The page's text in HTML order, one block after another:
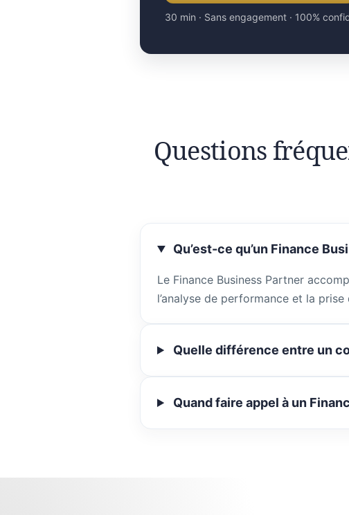
30 min · Sans engagement · 100%
Questions
Qu’est-ce qu’un Finance
Le Finance Business Partner
l’analyse de performance et la
Quelle différence entre un
Quand faire appel à un